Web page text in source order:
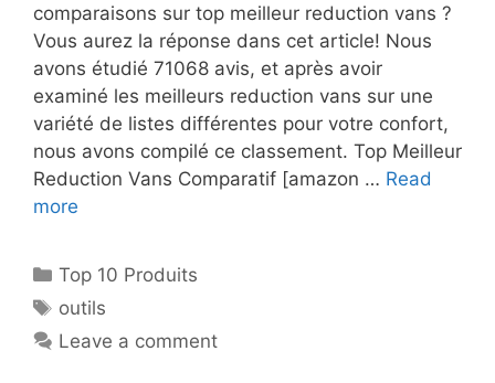
comparaisons sur top meilleur reduction vans ?
Vous aurez la réponse dans cet article! Nous
avons étudié 71068 avis, et après avoir
examiné les meilleurs reduction vans sur une
variété de listes différentes pour votre confort,
nous avons compilé ce classement. Top Meilleur
Reduction Vans Comparatif [amazon … Read
more
Top 10 Produits
outils
Leave a comment